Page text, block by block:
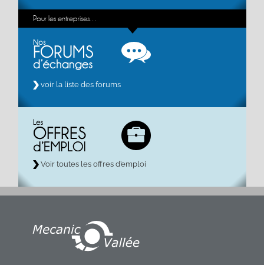
Pour les entreprises…
voir la liste des forums
Voir toutes les offres d’emploi